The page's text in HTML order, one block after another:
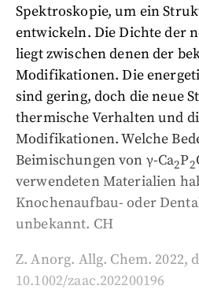
Spektroskopie, um ein
entwickeln. Die Dichte der
liegt zwischen denen der
Modifikationen. Die
sind gering, doch die neue
thermische Verhalten und
Modifikationen. Welche
Beimischungen von γ-Ca2P2
verwendeten Materialien
Knochenaufbau- oder
unbekannt. CH
Z. Anorg. Allg. Chem. 2022,
10.1002/zaac.202200196